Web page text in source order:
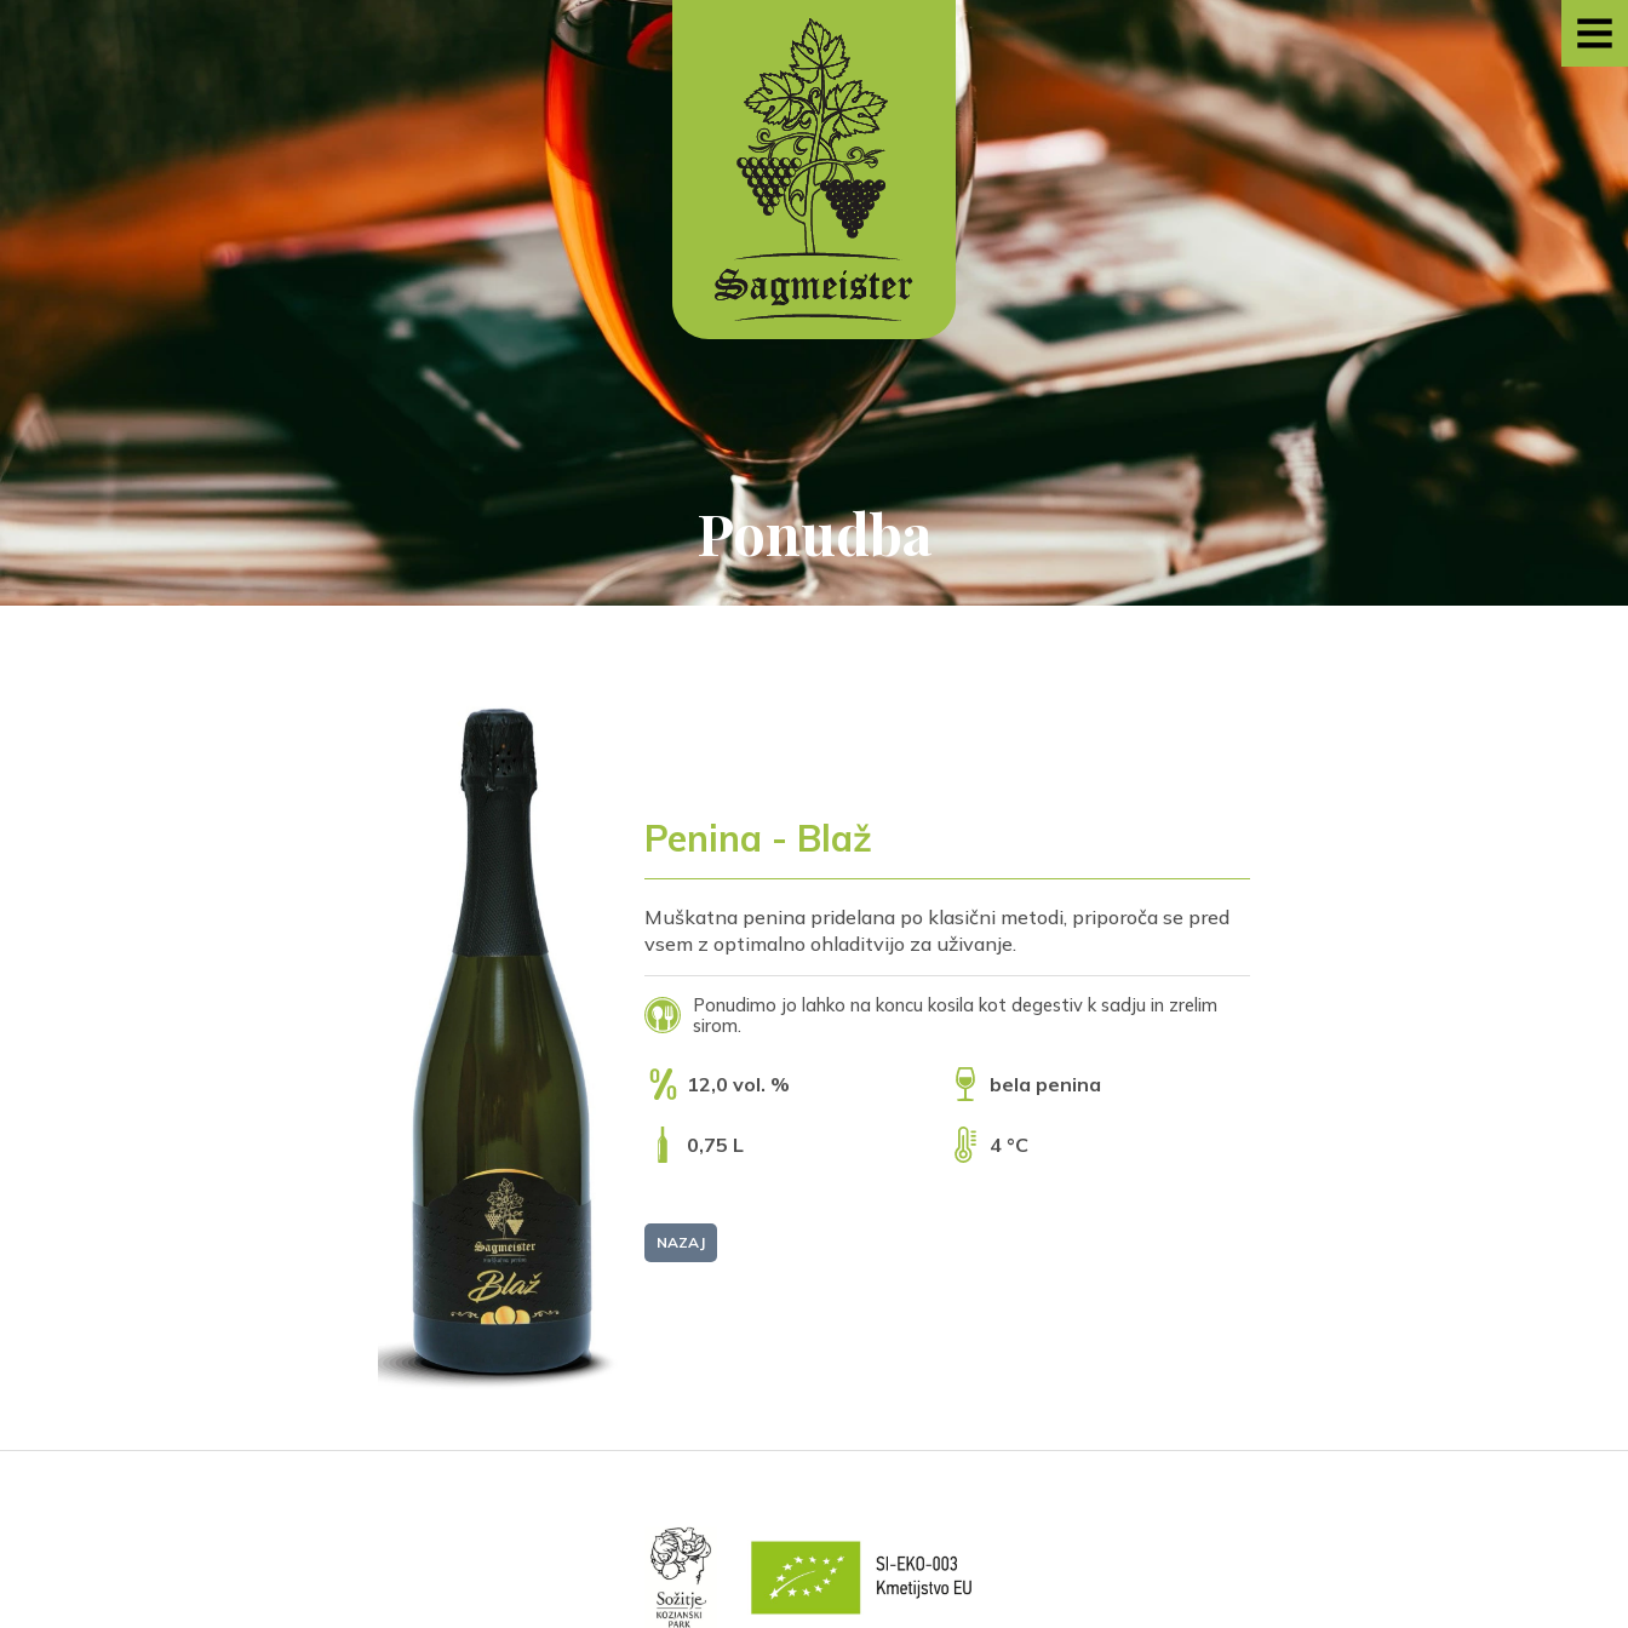
Ponudba
Penina - Blaž
Muškatna penina pridelana po klasični metodi, priporoča se pred
vsem z optimalno ohladitvijo za uživanje.
Ponudimo jo lahko na koncu kosila kot degestiv k sadju in zrelim
sirom.
12,0 vol. % bela penina
0,75 L 4 °C
NAZAJ